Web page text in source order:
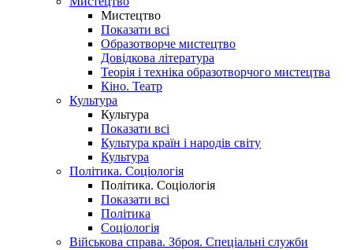
Мистецтво
Показати всі
Образотворче мистецтво
Довідкова література
Теорія і техніка образотворчого мистецтва
Кіно. Театр
Культура
Культура
Показати всі
Культура країн і народів світу
Культура
Політика. Соціологія
Політика. Соціологія
Показати всі
Політика
Соціологія
Військова справа. Зброя. Спеціальні служби